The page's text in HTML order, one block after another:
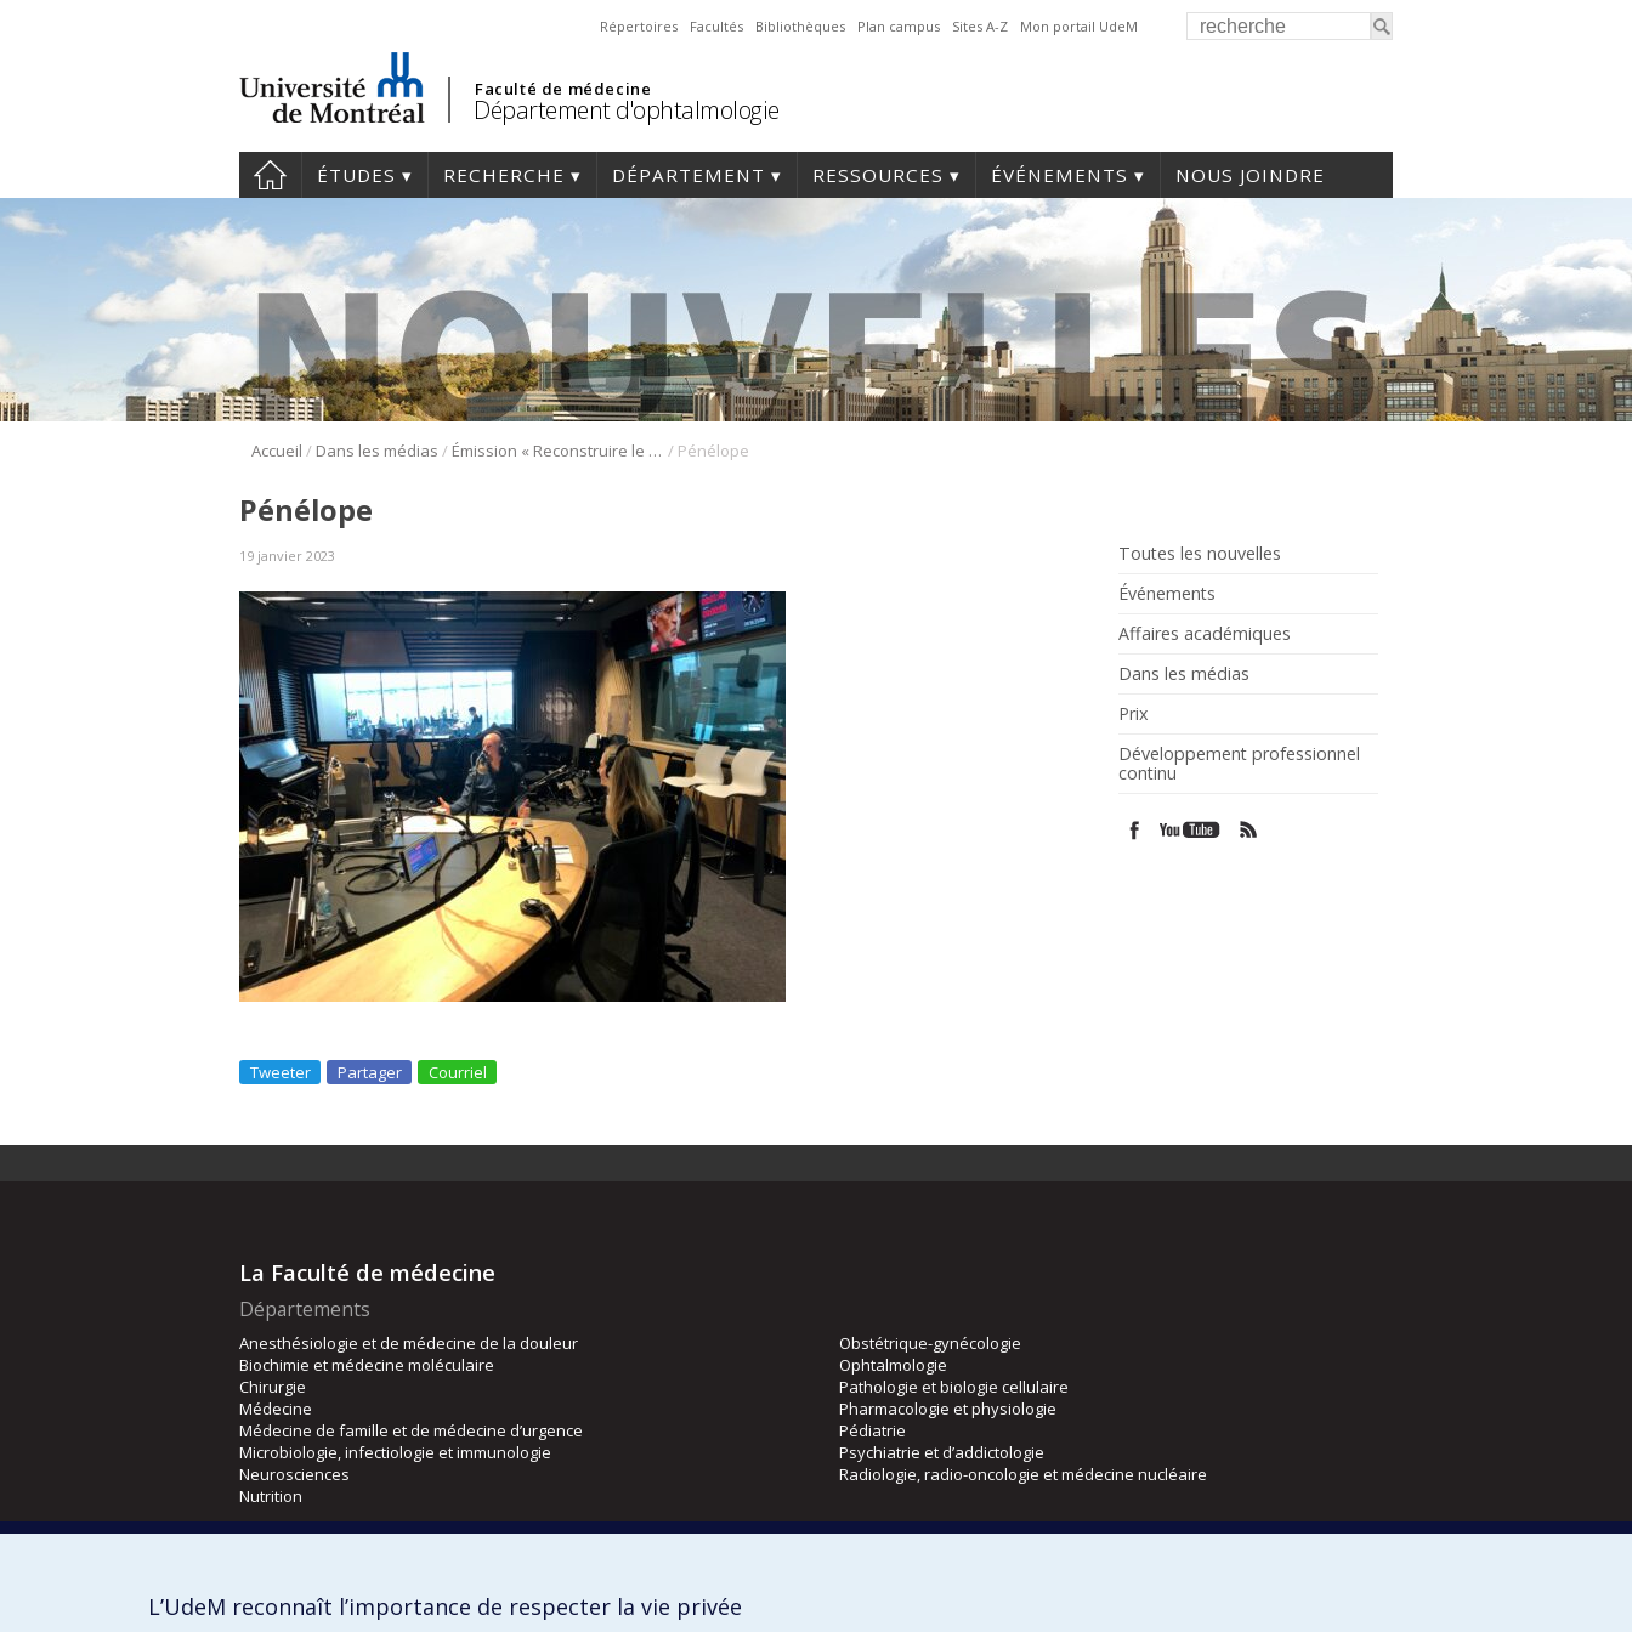
Répertoires Facultés Bibliothèques Plan campus Sites A-Z Mon portail UdeM
Faculté de médecine
Département d'ophtalmologie
ÉTUDES RECHERCHE DÉPARTEMENT RESSOURCES ÉVÉNEMENTS NOUS JOINDRE
Accueil / Dans les médias / Émission « Reconstruire le corps » / Pénélope
Toutes les nouvelles
Événements
Affaires académiques
Dans les médias
Prix
Développement professionnel
continu
Pénélope
19 janvier 2023
Tweeter Partager Courriel
La Faculté de médecine
Départements
Anesthésiologie et de médecine de la douleur
Biochimie et médecine moléculaire
Chirurgie
Médecine
Médecine de famille et de médecine d’urgence
Microbiologie, infectiologie et immunologie
Neurosciences
Nutrition
Obstétrique-gynécologie
Ophtalmologie
Pathologie et biologie cellulaire
Pharmacologie et physiologie
Pédiatrie
Psychiatrie et d’addictologie
Radiologie, radio-oncologie et médecine nucléaire
Orthophonie et audiologie
L’UdeM reconnaît l’importance de respecter la vie privée